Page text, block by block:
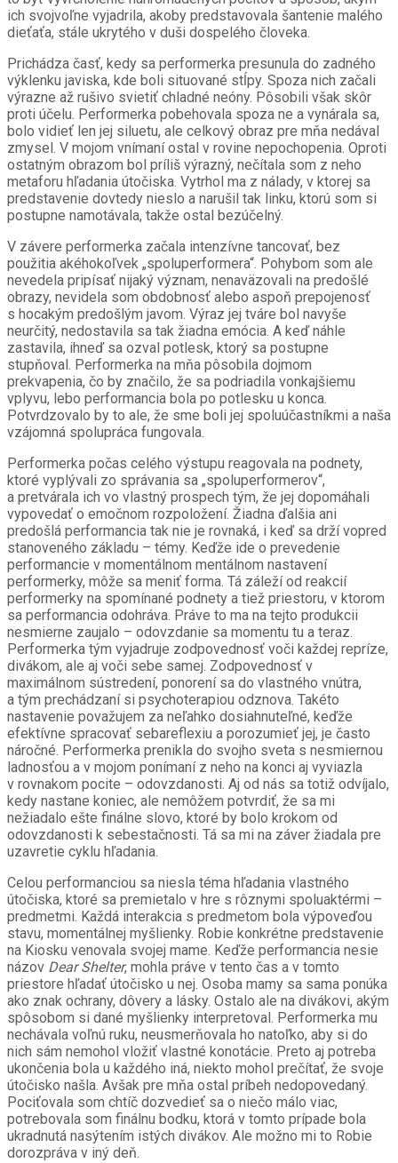
ich svojvoľne vyjadrila, akoby predstavovala šantenie malého
dieťaťa, stále ukrytého v duši dospelého človeka.
Prichádza časť, kedy sa performerka presunula do zadného
výklenku javiska, kde boli situované stĺpy. Spoza nich začali
výrazne až rušivo svietiť chladné neóny. Pôsobili však skôr
proti účelu. Performerka pobehovala spoza ne a vynárala sa,
bolo vidieť len jej siluetu, ale celkový obraz pre mňa nedával
zmysel. V mojom vnímaní ostal v rovine nepochopenia. Oproti
ostatným obrazom bol príliš výrazný, nečítala som z neho
metaforu hľadania útočiska. Vytrhol ma z nálady, v ktorej sa
predstavenie dovtedy nieslo a narušil tak linku, ktorú som si
postupne namotávala, takže ostal bezúčelný.
V závere performerka začala intenzívne tancovať, bez
použitia akéhokoľvek „spoluperformera“. Pohybom som ale
nevedela pripísať nijaký význam, nenaväzovali na predošlé
obrazy, nevidela som obdobnosť alebo aspoň prepojenosť
s hocakým predošlým javom. Výraz jej tváre bol navyše
neurčitý, nedostavila sa tak žiadna emócia. A keď náhle
zastavila, ihneď sa ozval potlesk, ktorý sa postupne
stupňoval. Performerka na mňa pôsobila dojmom
prekvapenia, čo by značilo, že sa podriadila vonkajšiemu
vplyvu, lebo performancia bola po potlesku u konca.
Potvrdzovalo by to ale, že sme boli jej spoluúčastníkmi a naša
vzájomná spolupráca fungovala.
Performerka počas celého výstupu reagovala na podnety,
ktoré vyplývali zo správania sa „spoluperformerov“,
a pretvárala ich vo vlastný prospech tým, že jej dopomáhali
vypovedať o emočnom rozpoložení. Žiadna ďalšia ani
predošlá performancia tak nie je rovnaká, i keď sa drží vopred
stanoveného základu – témy. Keďže ide o prevedenie
performancie v momentálnom mentálnom nastavení
performerky, môže sa meniť forma. Tá záleží od reakcií
performerky na spomínané podnety a tiež priestoru, v ktorom
sa performancia odohráva. Práve to ma na tejto produkcii
nesmierne zaujalo – odovzdanie sa momentu tu a teraz.
Performerka tým vyjadruje zodpovednosť voči každej repríze,
divákom, ale aj voči sebe samej. Zodpovednosť v
maximálnom sústredení, ponorení sa do vlastného vnútra,
a tým prechádzaní si psychoterapiou odznova. Takéto
nastavenie považujem za neľahko dosiahnuteľné, keďže
efektívne spracovať sebareflexiu a porozumieť jej, je často
náročné. Performerka prenikla do svojho sveta s nesmiernou
ladnosťou a v mojom ponímaní z neho na konci aj vyviazla
v rovnakom pocite – odovzdanosti. Aj od nás sa totiž odvíjalo,
kedy nastane koniec, ale nemôžem potvrdiť, že sa mi
nežiadalo ešte finálne slovo, ktoré by bolo krokom od
odovzdanosti k sebestačnosti. Tá sa mi na záver žiadala pre
uzavretie cyklu hľadania.
Celou performanciou sa niesla téma hľadania vlastného
útočiska, ktoré sa premietalo v hre s rôznymi spoluaktérmi –
predmetmi. Každá interakcia s predmetom bola výpoveďou
stavu, momentálnej myšlienky. Robie konkrétne predstavenie
na Kiosku venovala svojej mame. Keďže performancia nesie
názov Dear Shelter, mohla práve v tento čas a v tomto
priestore hľadať útočisko u nej. Osoba mamy sa sama ponúka
ako znak ochrany, dôvery a lásky. Ostalo ale na divákovi, akým
spôsobom si dané myšlienky interpretoval. Performerka mu
nechávala voľnú ruku, neusmerňovala ho natoľko, aby si do
nich sám nemohol vložiť vlastné konotácie. Preto aj potreba
ukončenia bola u každého iná, niekto mohol prečítať, že svoje
útočisko našla. Avšak pre mňa ostal príbeh nedopovedaný.
Pociťovala som chtíč dozvedieť sa o niečo málo viac,
potrebovala som finálnu bodku, ktorá v tomto prípade bola
ukradnutá nasýtením istých divákov. Ale možno mi to Robie
dorozpráva v iný deň.